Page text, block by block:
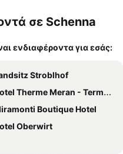
σε Schenna
ενδιαφέροντα για εσάς:
Stroblhof
Therme Meran - Terme Merano
Boutique Hotel
Oberwirt